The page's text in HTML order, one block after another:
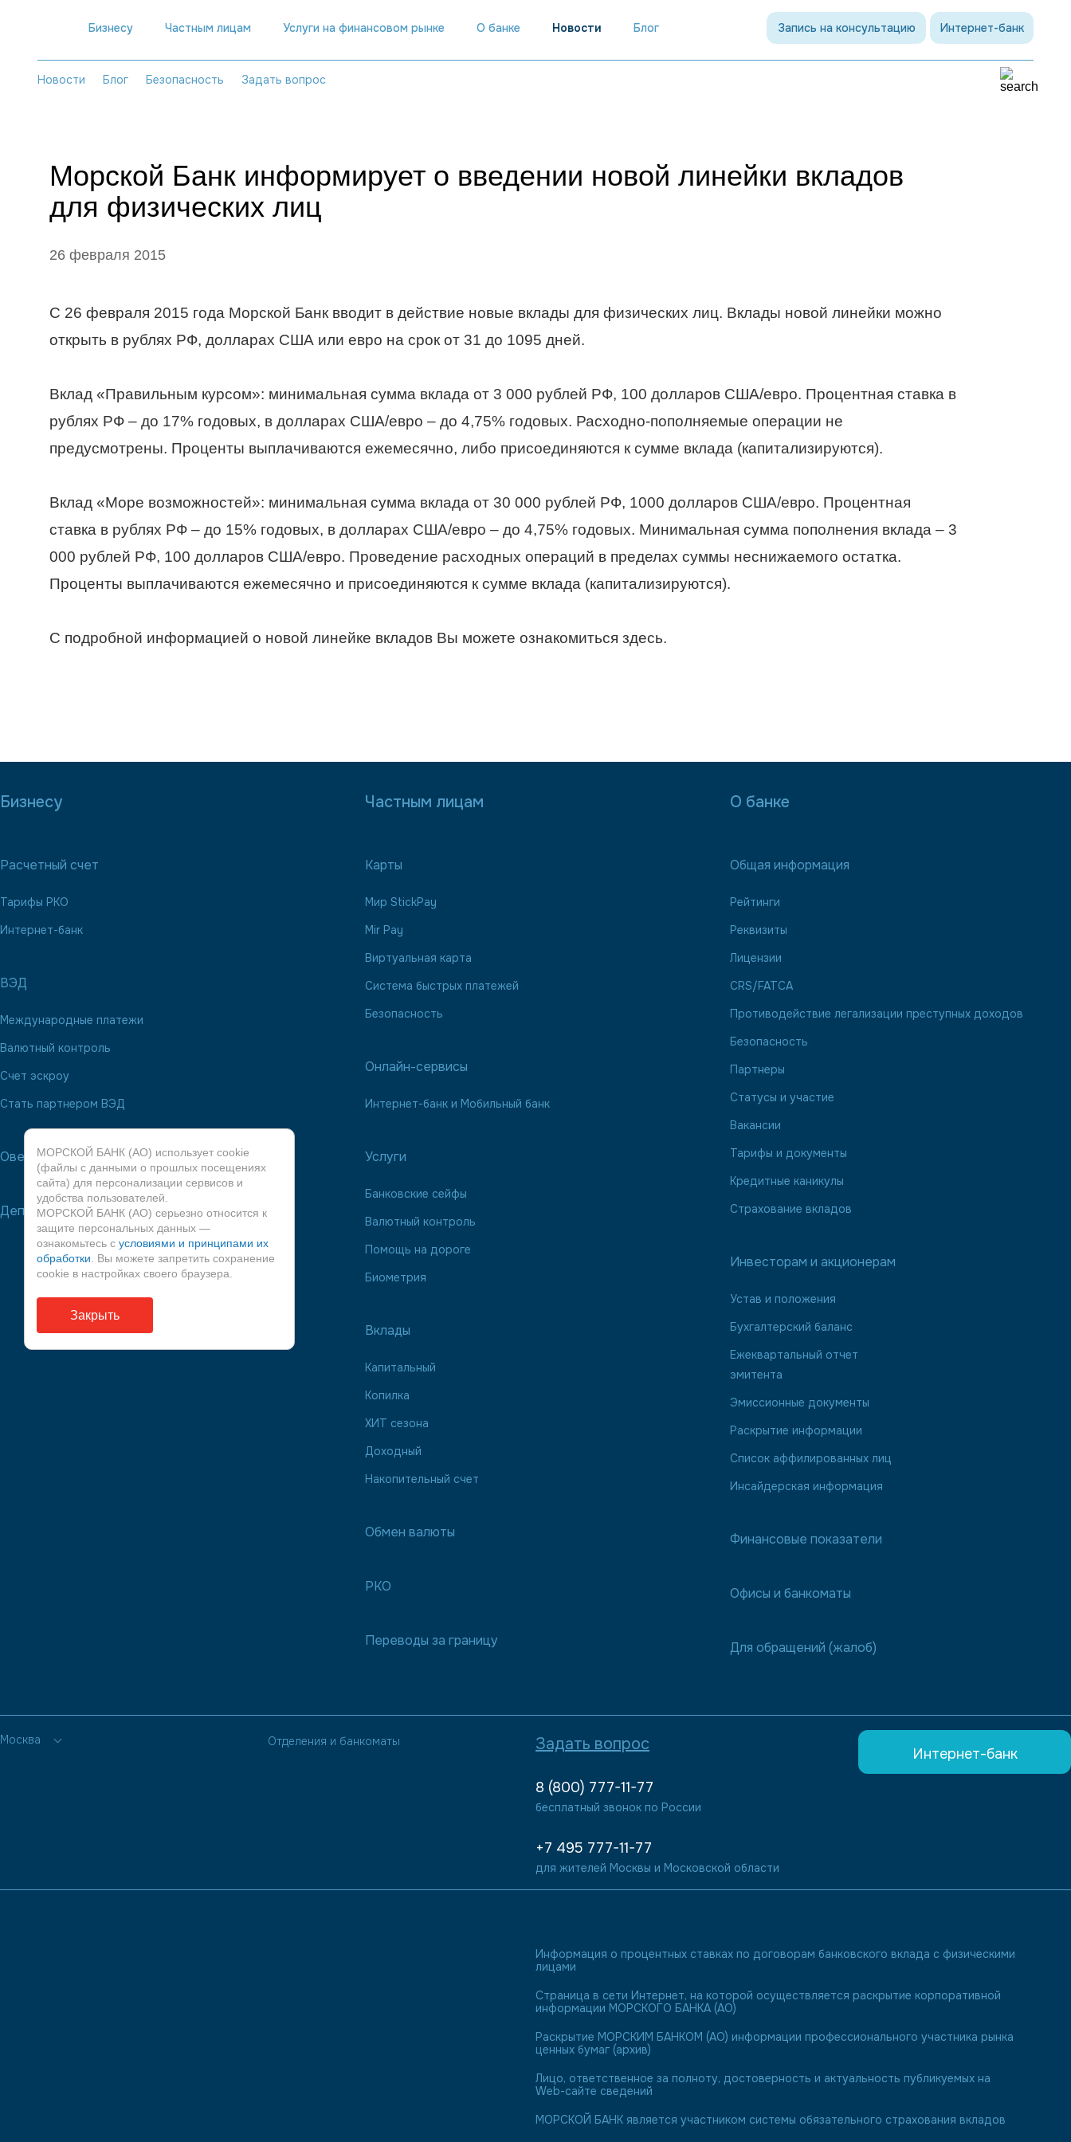
Бизнесу Частным лицам Услуги на финансовом рынке О банке Новости Блог Запись на консультацию Интернет-банк
Новости Блог Безопасность Задать вопрос
Морской Банк информирует о введении новой линейки вкладов
для физических лиц
26 февраля 2015
С 26 февраля 2015 года Морской Банк вводит в действие новые вклады для физических лиц. Вклады новой линейки можно
открыть в рублях РФ, долларах США или евро на срок от 31 до 1095 дней.
Вклад «Правильным курсом»: минимальная сумма вклада от 3 000 рублей РФ, 100 долларов США/евро. Процентная ставка в
рублях РФ – до 17% годовых, в долларах США/евро – до 4,75% годовых. Расходно-пополняемые операции не
предусмотрены. Проценты выплачиваются ежемесячно, либо присоединяются к сумме вклада (капитализируются).
Вклад «Море возможностей»: минимальная сумма вклада от 30 000 рублей РФ, 1000 долларов США/евро. Процентная
ставка в рублях РФ – до 15% годовых, в долларах США/евро – до 4,75% годовых. Минимальная сумма пополнения вклада – 3
000 рублей РФ, 100 долларов США/евро. Проведение расходных операций в пределах суммы неснижаемого остатка.
Проценты выплачиваются ежемесячно и присоединяются к сумме вклада (капитализируются).
С подробной информацией о новой линейке вкладов Вы можете ознакомиться здесь.
Бизнесу
Расчетный счет
Тарифы РКО
Интернет-банк
ВЭД
Международные платежи
Валютный контроль
Счет эскроу
Стать партнером ВЭД
Овердрафт
Депозиты
Частным лицам
Карты
Мир StickPay
Mir Pay
Виртуальная карта
Система быстрых платежей
Безопасность
Онлайн-сервисы
Интернет-банк и Мобильный банк
Услуги
Банковские сейфы
Валютный контроль
Помощь на дороге
Биометрия
Вклады
Капитальный
Копилка
ХИТ сезона
Доходный
Накопительный счет
Обмен валюты
РКО
Переводы за границу
О банке
Общая информация
Рейтинги
Реквизиты
Лицензии
CRS/FATCA
Противодействие легализации преступных доходов
Безопасность
Партнеры
Статусы и участие
Вакансии
Тарифы и документы
Кредитные каникулы
Страхование вкладов
Инвесторам и акционерам
Устав и положения
Бухгалтерский баланс
Ежеквартальный отчет
эмитента
Эмиссионные документы
Раскрытие информации
Список аффилированных лиц
Инсайдерская информация
Финансовые показатели
Офисы и банкоматы
Для обращений (жалоб)
Москва Отделения и банкоматы Задать вопрос
8 (800) 777-11-77
бесплатный звонок по России
+7 495 777-11-77
для жителей Москвы и Московской области
Интернет-банк
Информация о процентных ставках по договорам банковского вклада с физическими
лицами
Страница в сети Интернет, на которой осуществляется раскрытие корпоративной
информации МОРСКОГО БАНКА (АО)
Раскрытие МОРСКИМ БАНКОМ (АО) информации профессионального участника рынка
ценных бумаг (архив)
Лицо, ответственное за полноту, достоверность и актуальность публикуемых на
Web-сайте сведений
МОРСКОЙ БАНК является участником системы обязательного страхования вкладов
МОРСКОЙ БАНК (АО) использует cookie
(файлы с данными о прошлых посещениях
сайта) для персонализации сервисов и
удобства пользователей.
МОРСКОЙ БАНК (АО) серьезно относится к
защите персональных данных —
ознакомьтесь с условиями и принципами их
обработки . Вы можете запретить сохранение
cookie в настройках своего браузера.
Закрыть